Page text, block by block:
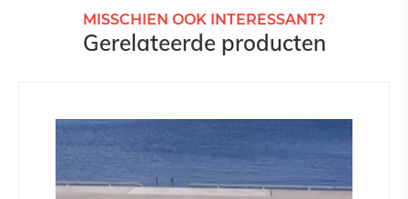
MISSCHIEN OOK INTERESSANT?
Gerelateerde producten